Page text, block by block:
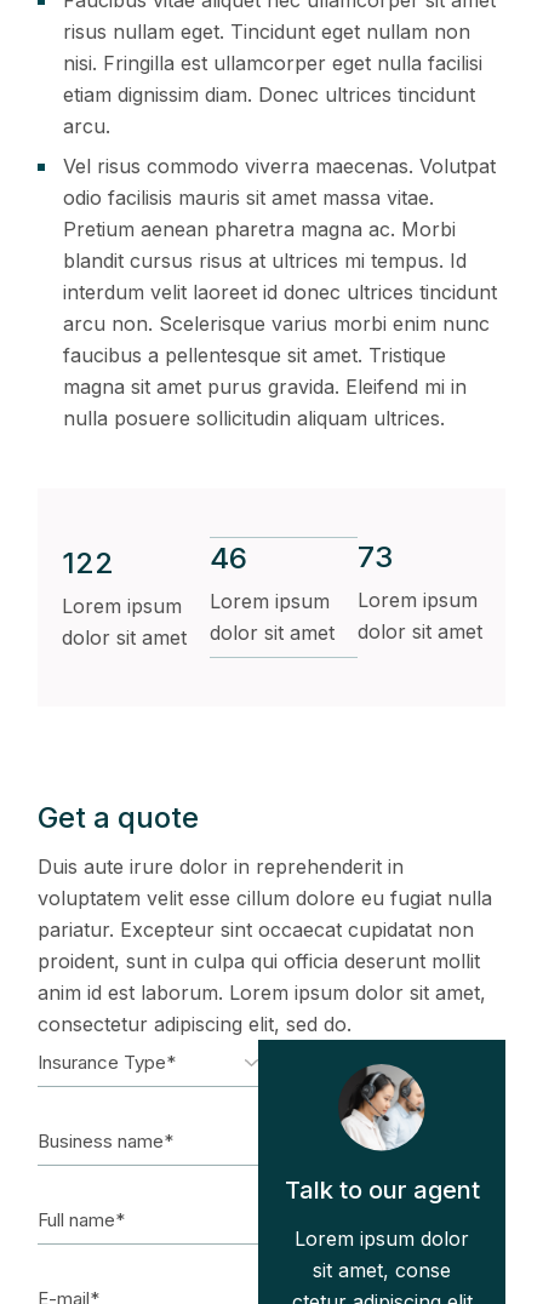
risus nullam eget. Tincidunt eget nullam non
nisi. Fringilla est ullamcorper eget nulla facilisi
etiam dignissim diam. Donec ultrices tincidunt
arcu.
Vel risus commodo viverra maecenas. Volutpat
odio facilisis mauris sit amet massa vitae.
Pretium aenean pharetra magna ac. Morbi
blandit cursus risus at ultrices mi tempus. Id
interdum velit laoreet id donec ultrices tincidunt
arcu non. Scelerisque varius morbi enim nunc
faucibus a pellentesque sit amet. Tristique
magna sit amet purus gravida. Eleifend mi in
nulla posuere sollicitudin aliquam ultrices.
122
Lorem ipsum
dolor sit amet
46
Lorem ipsum
dolor sit amet
73
Lorem ipsum
dolor sit amet
Talk to our agent
Lorem ipsum dolor
sit amet, conse
Get a quote
Duis aute irure dolor in reprehenderit in
voluptatem velit esse cillum dolore eu fugiat nulla
pariatur. Excepteur sint occaecat cupidatat non
proident, sunt in culpa qui officia deserunt mollit
anim id est laborum. Lorem ipsum dolor sit amet,
consectetur adipiscing elit, sed do.